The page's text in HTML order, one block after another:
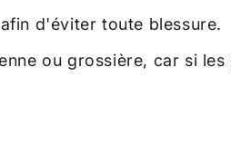
d'éviter toute blessure.
ou grossière, car si